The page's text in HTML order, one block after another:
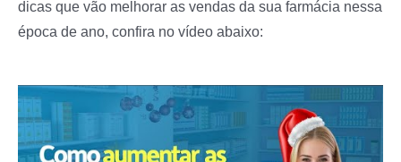
dicas que vão melhorar as vendas da sua farmácia nessa
época de ano, confira no vídeo abaixo: